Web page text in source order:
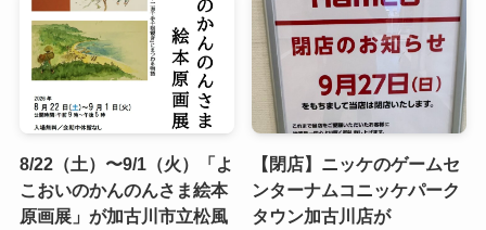
8/22（土）〜9/1（火）「よ
こおいのかんのんさま絵本
原画展」が加古川市立松風
【閉店】ニッケのゲームセ
ンターナムコニッケパーク
タウン加古川店が